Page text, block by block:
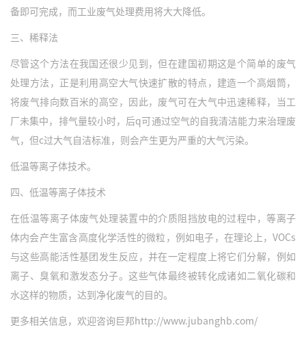
备即可完成，而工业废气处理费用将大大降低。
三、稀释法
尽管这个方法在我国还很少见到，但在建国初期这是个简单的废气
处理方法，正是利用高空大气快速扩散的特点，建造一个高烟筒，
将废气排向数百米的高空，因此，废气可在大气中迅速稀释，当工
厂未集中，排气量较小时，后q可通过空气的自我清洁能力来治理废
气，但c过大气自洁标准，则会产生更为严重的大气污染。
低温等离子体技术。
四、低温等离子体技术
在低温等离子体废气处理装置中的介质阻挡放电的过程中，等离子
体内会产生富含高度化学活性的微粒，例如电子，在理论上，VOCs
与这些高能活性基团发生反应，并在一定程度上将它们分解，例如
离子、臭氧和激发态分子。这些气体最终被转化成诸如二氧化碳和
水这样的物质，达到净化废气的目的。
更多相关信息，欢迎咨询巨邦http://www.jubanghb.com/